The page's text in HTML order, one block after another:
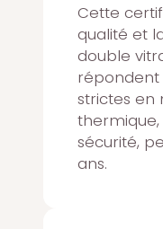
Cette
qualité et
double
répondent
strictes en
sécurité,
ans.